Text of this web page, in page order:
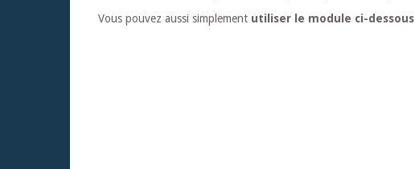
Vous pouvez aussi simplement utiliser le module ci-dessous